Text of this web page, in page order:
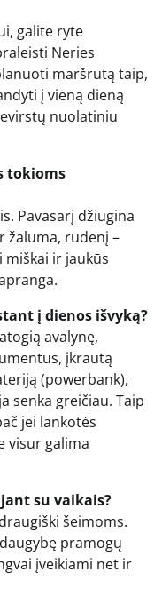
galite ryte
Neries
maršrutą taip,
į vieną dieną
nuolatiniu
tokioms
Pavasarį džiugina
žaluma, rudenį –
miškai ir jaukūs
į dienos išvyką?
avalynę,
įkrautą
(powerbank),
senka greičiau. Taip
jei lankotės
visur galima
su vaikais?
šeimoms.
pramogų
įveikiami net ir